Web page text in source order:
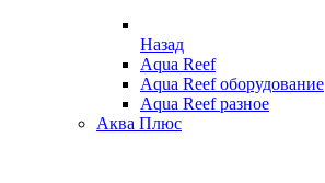
Назад
Aqua Reef
Aqua Reef оборудование
Aqua Reef разное
Аква Плюс